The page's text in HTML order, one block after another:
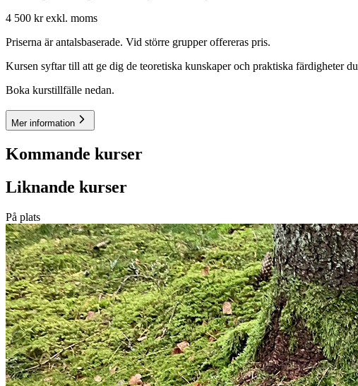
4 500 kr exkl. moms
Priserna är antalsbaserade. Vid större grupper offereras pris.
Kursen syftar till att ge dig de teoretiska kunskaper och praktiska färdigheter
Boka kurstillfälle nedan.
Mer information
Kommande kurser
Liknande kurser
På plats